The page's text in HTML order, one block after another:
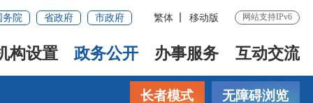
务院 省政府 市政府 繁体 移动版 网站支持IPv6
构设置 政务公开 办事服务 互动交流
长者模式 无障碍浏览